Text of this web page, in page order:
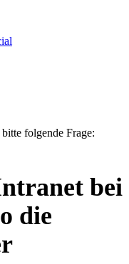
folgende Frage:
bei
die